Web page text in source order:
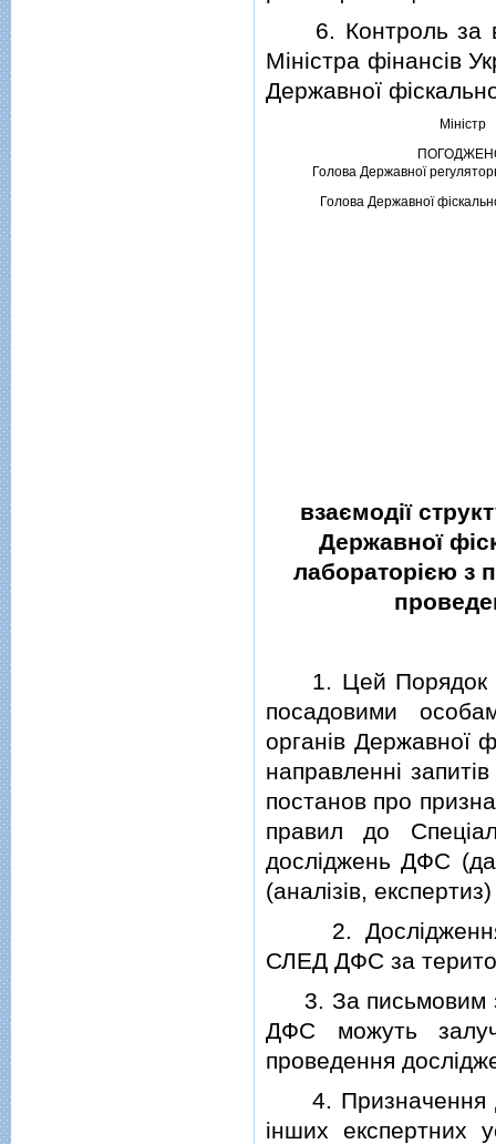
6. Контроль за
Мiнiстра фiнансiв
Державної
Мiнiстр
Голова Державної
Голова Державної
взаємодiї
Державної
лабораторiєю з
1. Цей Порядок
посадовими
органiв Державної
направленнi
постанов про
правил до
дослiджень ДФС
(аналiзiв,
2. Дослiдження
СЛЕД ДФС за
3. За письмовим
ДФС можуть
проведення
4. Призначення
iнших експертних